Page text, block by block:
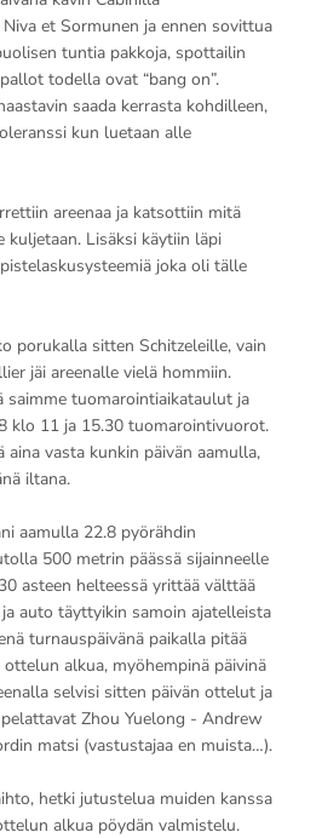
et Sormunen ja ennen sovittua
tuntia pakkoja, spottailin
todella ovat “bang on”.
saada kerrasta kohdilleen,
kun luetaan alle
areenaa ja katsottiin mitä
Lisäksi käytiin läpi
joka oli tälle
porukalla sitten Schitzeleille, vain
jäi areenalle vielä hommiin.
saimme tuomarointiaikataulut ja
klo 11 ja 15.30 tuomarointivuorot.
aina vasta kunkin päivän aamulla,
iltana.
aamulla 22.8 pyörähdin
500 metrin päässä sijainneelle
asteen helteessä yrittää välttää
auto täyttyikin samoin ajatelleista
turnauspäivänä paikalla pitää
alkua, myöhempinä päivinä
selvisi sitten päivän ottelut ja
Zhou Yuelong - Andrew
matsi (vastustajaa en muista…).
hetki jutustelua muiden kanssa
alkua pöydän valmistelu.